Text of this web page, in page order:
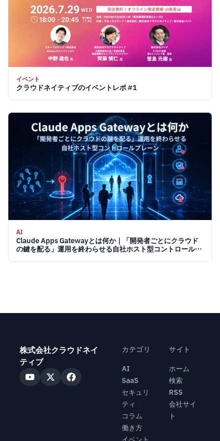
イベント
クラウドネイティブのイベントレポ #1
AI
Claude Apps Gatewayとは何か｜「開発者ごとにクラウド
の鍵を配る」運用を終わらせる自社ホスト型コントロールプ
株式会社クラウドネイ
ティブ
カテゴリ
AI
SaaS
セキュリ
ティ
コラム
働き方
サイト
ホーム
検索
RSS
会社サイ
ト